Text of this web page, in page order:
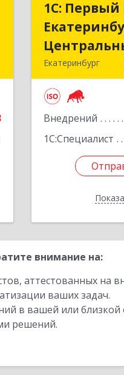
1С: Первый
Екатеринбург
Внедрений
1С:Специалист
Малышева
внимание на:
аттестованных
ваших задач.
в вашей или
решений.